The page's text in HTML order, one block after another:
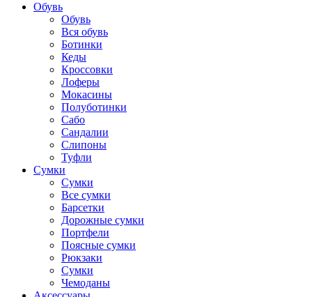
Обувь
Обувь
Вся обувь
Ботинки
Кеды
Кроссовки
Лоферы
Мокасины
Полуботинки
Сабо
Сандалии
Слипоны
Туфли
Сумки
Сумки
Все сумки
Барсетки
Дорожные сумки
Портфели
Поясные сумки
Рюкзаки
Сумки
Чемоданы